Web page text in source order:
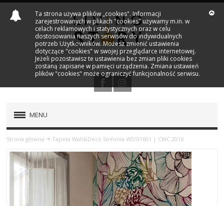
MENU
PRODUKTY
NOWOŚCI
Strona główna Tapeta Wall&Deco Sinfonia WDSI1601 | CWC 2016
Ta strona używa plików „cookies". Informacji
zarejestrowanych w plikach "cookies" używamy m.in. w
celach reklamowych i statystycznych oraz w celu
dostosowania naszych serwisów do indywidualnych
potrzeb Użytkowników. Możesz zmienić ustawienia
dotyczące "cookies" w swojej przeglądarce internetowej.
Jeżeli pozostawisz te ustawienia bez zmian pliki cookies
zostaną zapisane w pamięci urządzenia. Zmiana ustawień
plików "cookies" może ograniczyć funkcjonalność serwisu.